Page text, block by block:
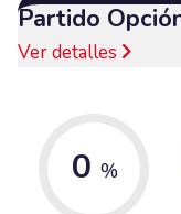
Partido
Ver detalles
0 %